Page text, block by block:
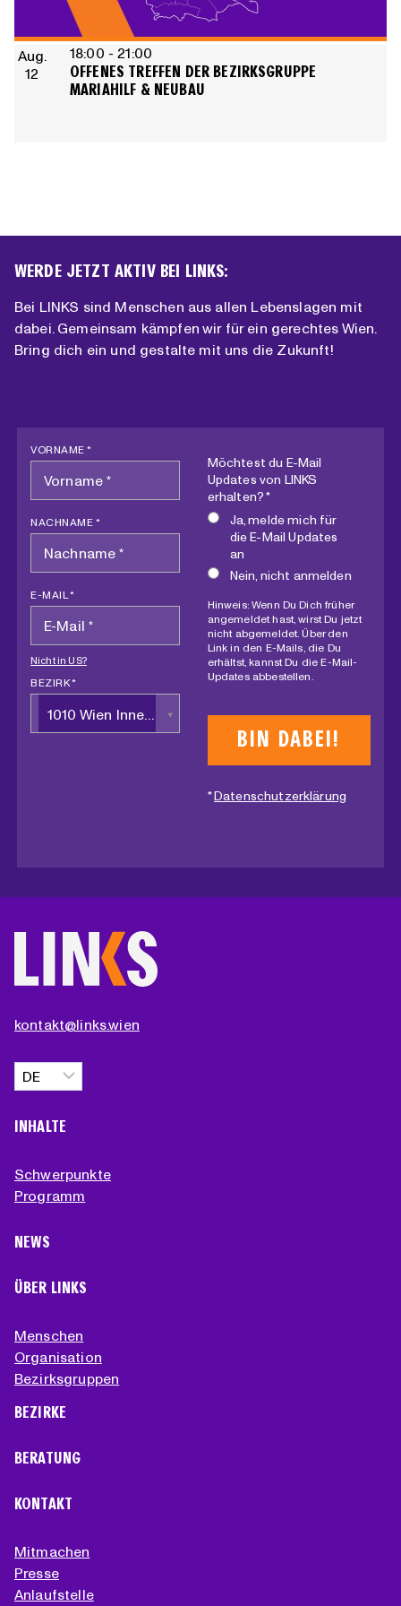
Aug.
12
OFFENES TREFFEN DER BEZIRKSGRUPPE
MARIAHILF & NEUBAU
18:00 -21:00
WERDE JETZT AKTIV BEI LINKS:
Bei LINKS sind Menschen aus allen Lebenslagen mit
dabei. Gemeinsam kämpfen wir für ein gerechtes Wien.
Bring dich ein und gestalte mit uns die Zukunft!
VORNAME *
NACHNAME *
E-MAIL *
Nicht inUS?
BEZIRK *
1010 Wien Innere Stadt
Möchtest du E-Mail
Updates von LINKS
erhalten? *
Ja, melde mich für
die E-Mail Updates
an
Nein, nicht anmelden
Hinweis: Wenn Du Dich früher
angemeldet hast, wirst Du jetzt
nicht abgemeldet. Über den
Link in den E-Mails, die Du
erhältst, kannst Du die E-Mail-
Updates abbestellen.
*Datenschutzerklärung
kontakt@links.wien
Sprache
auswählen
INHALTE
Schwerpunkte
Programm
NEWS
ÜBER LINKS
Menschen
Organisation
Bezirksgruppen
BEZIRKE
BERATUNG
KONTAKT
Mitmachen
Presse
Anlaufstelle